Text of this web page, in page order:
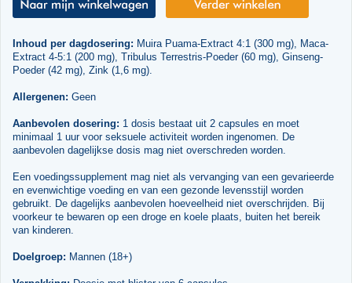
Inhoud per dagdosering: Muira Puama-Extract 4:1 (300 mg), Maca-
Extract 4-5:1 (200 mg), Tribulus Terrestris-Poeder (60 mg), Ginseng-
Poeder (42 mg), Zink (1,6 mg).
Allergenen: Geen
Aanbevolen dosering: 1 dosis bestaat uit 2 capsules en moet
minimaal 1 uur voor seksuele activiteit worden ingenomen. De
aanbevolen dagelijkse dosis mag niet overschreden worden.
Een voedingssupplement mag niet als vervanging van een gevarieerde
en evenwichtige voeding en van een gezonde levensstijl worden
gebruikt. De dagelijks aanbevolen hoeveelheid niet overschrijden. Bij
voorkeur te bewaren op een droge en koele plaats, buiten het bereik
van kinderen.
Doelgroep: Mannen (18+)